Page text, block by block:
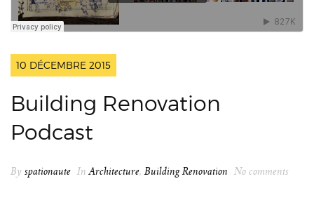
10 DÉCEMBRE 2015
Building Renovation
Podcast
By spationaute InArchitecture, Building Renovation No comments